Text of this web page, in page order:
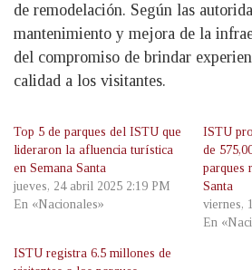
de remodelación. Según las
mantenimiento y mejora de la
del compromiso de brindar
calidad a los visitantes.
Top 5 de parques del ISTU que
lideraron la afluencia turística
en Semana Santa
jueves, 24 abril 2025 2:19 PM
En «Nacionales»
ISTU
de
parques
Santa
viernes,
En
ISTU registra 6.5 millones de